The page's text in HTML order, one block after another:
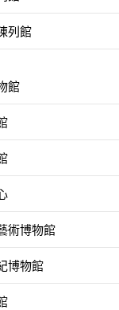
列館
館
術博物館
博物館